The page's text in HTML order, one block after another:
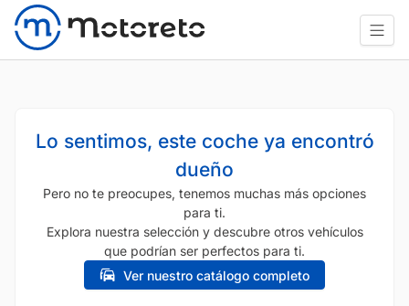
Lo sentimos, este coche ya encontró
dueño
Pero no te preocupes, tenemos muchas más opciones
para ti.
Explora nuestra selección y descubre otros vehículos
que podrían ser perfectos para ti.
Ver nuestro catálogo completo